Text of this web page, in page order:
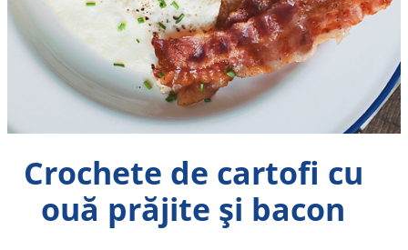
Crochete de cartofi cu
ouă prăjite și bacon